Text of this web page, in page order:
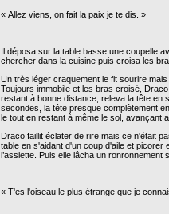
« Allez viens, on fait la paix je te dis. »
Il déposa sur la table basse une coupelle
chercher dans la cuisine puis croisa les
Un très léger craquement le fit sourire
Toujours immobile et les bras croisé,
restant à bonne distance, releva la tête en
secondes, la tête presque complètement
le tout en restant à même le sol, avançant
Draco faillit éclater de rire mais ce n'était
table en s'aidant d'un coup d'aile et
l’assiette. Puis elle lâcha un ronronnement
« T'es l'oiseau le plus étrange que je